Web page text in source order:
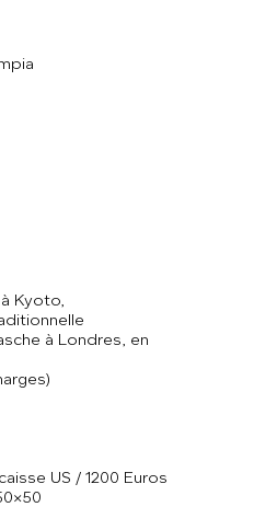
Kyoto,
à Londres, en
US / 1200 Euros